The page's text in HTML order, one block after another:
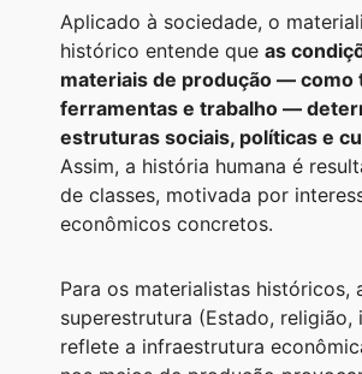
Aplicado à sociedade, o
histórico entende que as
materiais de produção — como
ferramentas e trabalho —
estruturas sociais, políticas e
Assim, a história humana é
de classes, motivada por
econômicos concretos.
Para os materialistas históricos,
superestrutura (Estado, religião,
reflete a infraestrutura